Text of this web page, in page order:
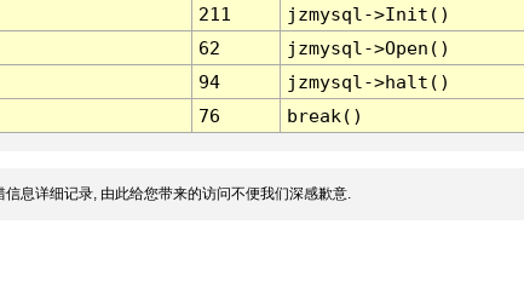
211
jzmysql->Init()
62
jzmysql->Open()
94
jzmysql->halt()
76 break()
息详细记录, 由此给您带来的访问不便我们深感歉意.